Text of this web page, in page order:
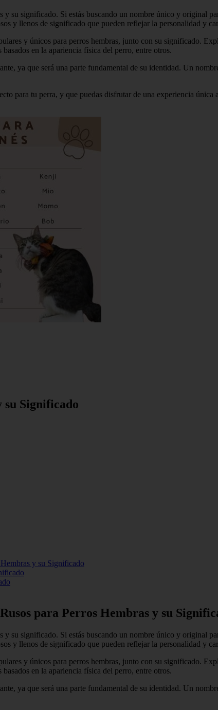
su significado. Si estás buscando un nombre único y original
y llenos de significado que pueden reflejar la personalidad y
y únicos para perros hembras, junto con su significado.
en la apariencia física del perro, entre otros.
ya que será una parte fundamental de su identidad. Un
para tu perra, y que puedas disfrutar de una experiencia
su Significado
y su Significado
para Perros Hembras y su
su significado. Si estás buscando un nombre único y original
y llenos de significado que pueden reflejar la personalidad y
y únicos para perros hembras, junto con su significado.
en la apariencia física del perro, entre otros.
ya que será una parte fundamental de su identidad. Un